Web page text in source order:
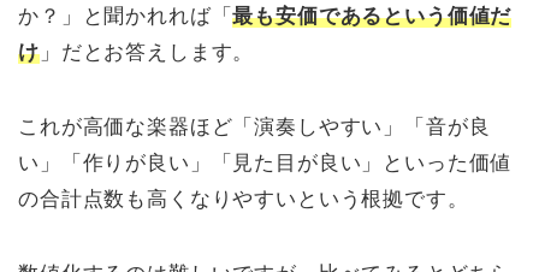
か？」と聞かれれば「最も安価であるという価値だ
け」だとお答えします。
これが高価な楽器ほど「演奏しやすい」「音が良
い」「作りが良い」「見た目が良い」といった価値
の合計点数も高くなりやすいという根拠です。